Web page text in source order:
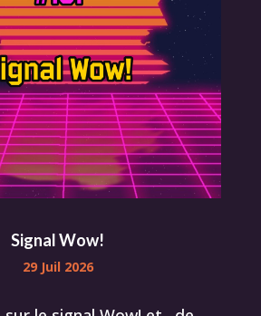
Signal Wow!
29 Juil 2026